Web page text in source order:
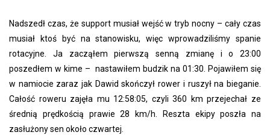
Nadszedł czas, że support musiał wejść w tryb nocny – cały czas
musiał ktoś być na stanowisku, więc wprowadziliśmy spanie
rotacyjne. Ja zacząłem pierwszą senną zmianę i o 23:00
poszedłem w kime – nastawiłem budzik na 01:30. Pojawiłem się
w namiocie zaraz jak Dawid skończył rower i ruszył na bieganie.
Całość roweru zajęła mu 12:58:05, czyli 360 km przejechał ze
średnią prędkością prawie 28 km/h. Reszta ekipy poszła na
zasłużony sen około czwartej.